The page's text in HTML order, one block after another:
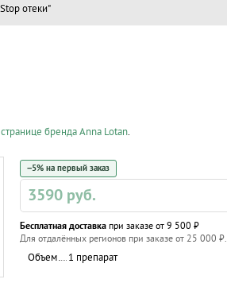
отеки"
странице бренда Anna Lotan.
−5% на первый заказ
3590 руб.
Бесплатная доставка при заказе от 9 500 ₽
Для отдалённых регионов при заказе от 25 000 ₽.
Объем 1 препарат